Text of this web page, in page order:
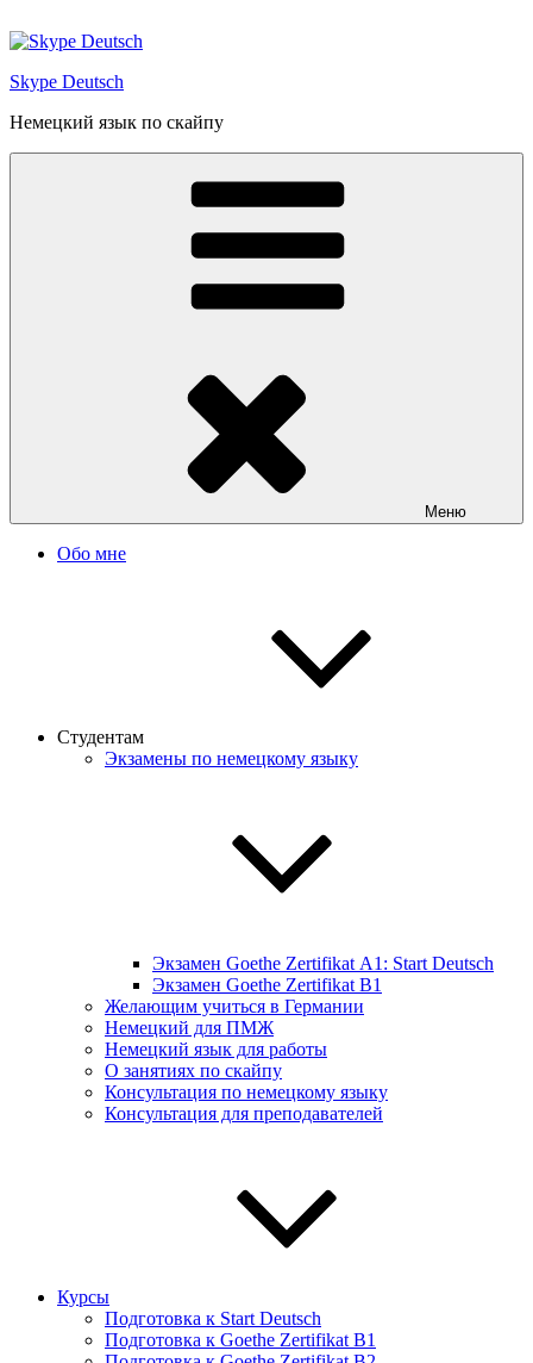
к
Skype Deutsch
Немецкий язык по скайпу
Меню
Обо мне
Студентам
Экзамены по немецкому языку
Экзамен Goethe Zertifikat А1: Start Deutsch
Экзамен Goethe Zertifikat B1
Желающим учиться в Германии
Немецкий для ПМЖ
Немецкий язык для работы
О занятиях по скайпу
Консультация по немецкому языку
Консультация для преподавателей
Курсы
Подготовка к Start Deutsch
Подготовка к Goethe Zertifikat B1